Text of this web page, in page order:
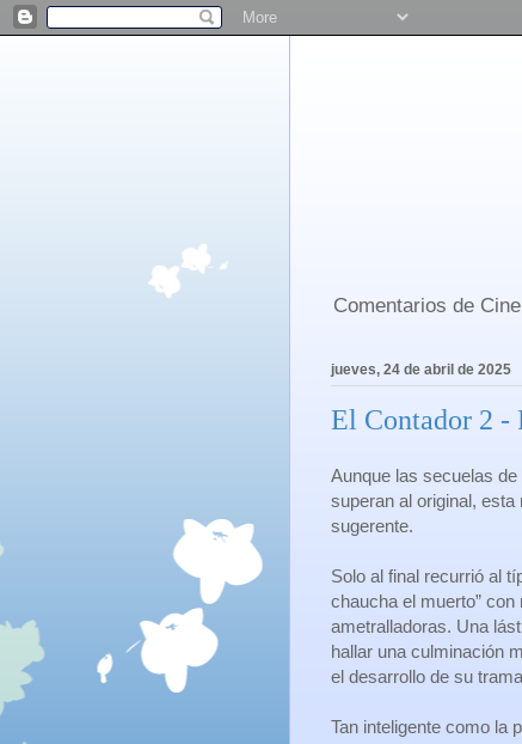
Comentarios de
jueves, 24 de abril de 2025
El Contador 2 -
Aunque las secuelas
superan al original, esta
sugerente.
Solo al final recurrió al
chaucha el muerto”
ametralladoras. Una
hallar una culminación
el desarrollo de su
Tan inteligente como la